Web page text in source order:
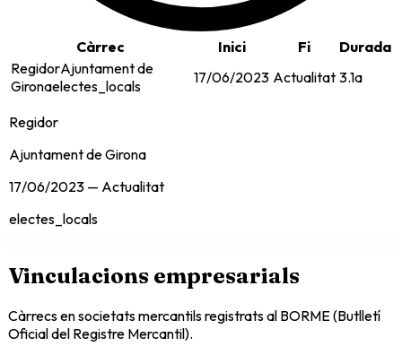
Càrrec Inici Fi
Durada
RegidorAjuntament de
Gironaelectes_locals 17/06/2023 Actualitat 3.1a
Regidor
Ajuntament de Girona
17/06/2023 — Actualitat
electes_locals
Vinculacions empresarials
Càrrecs en societats mercantils registrats al BORME (Butlletí
Oficial del Registre Mercantil).